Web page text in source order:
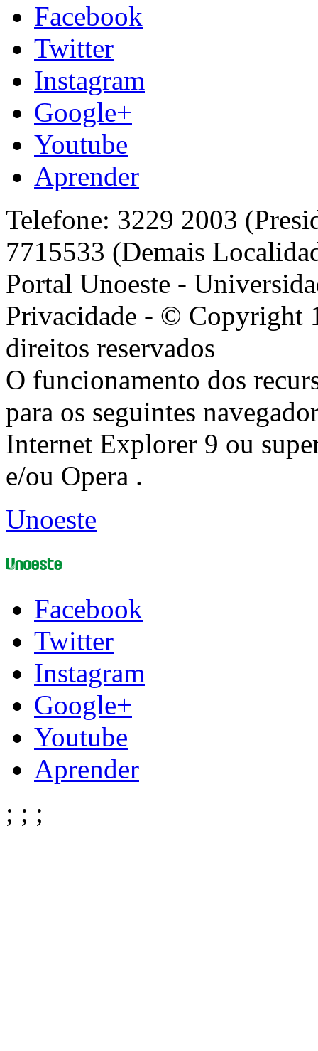
Facebook
Twitter
Instagram
Google+
Youtube
Aprender
Telefone: 3229 2003
7715533 (Demais
Portal Unoeste -
Privacidade - © Copyright
direitos reservados
O funcionamento dos
para os seguintes
Internet Explorer 9 ou
e/ou Opera .
Unoeste
Facebook
Twitter
Instagram
Google+
Youtube
Aprender
; ; ;